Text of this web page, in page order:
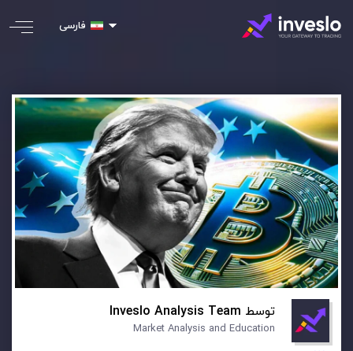
فارسی
توسط Inveslo Analysis Team
Market Analysis and Education